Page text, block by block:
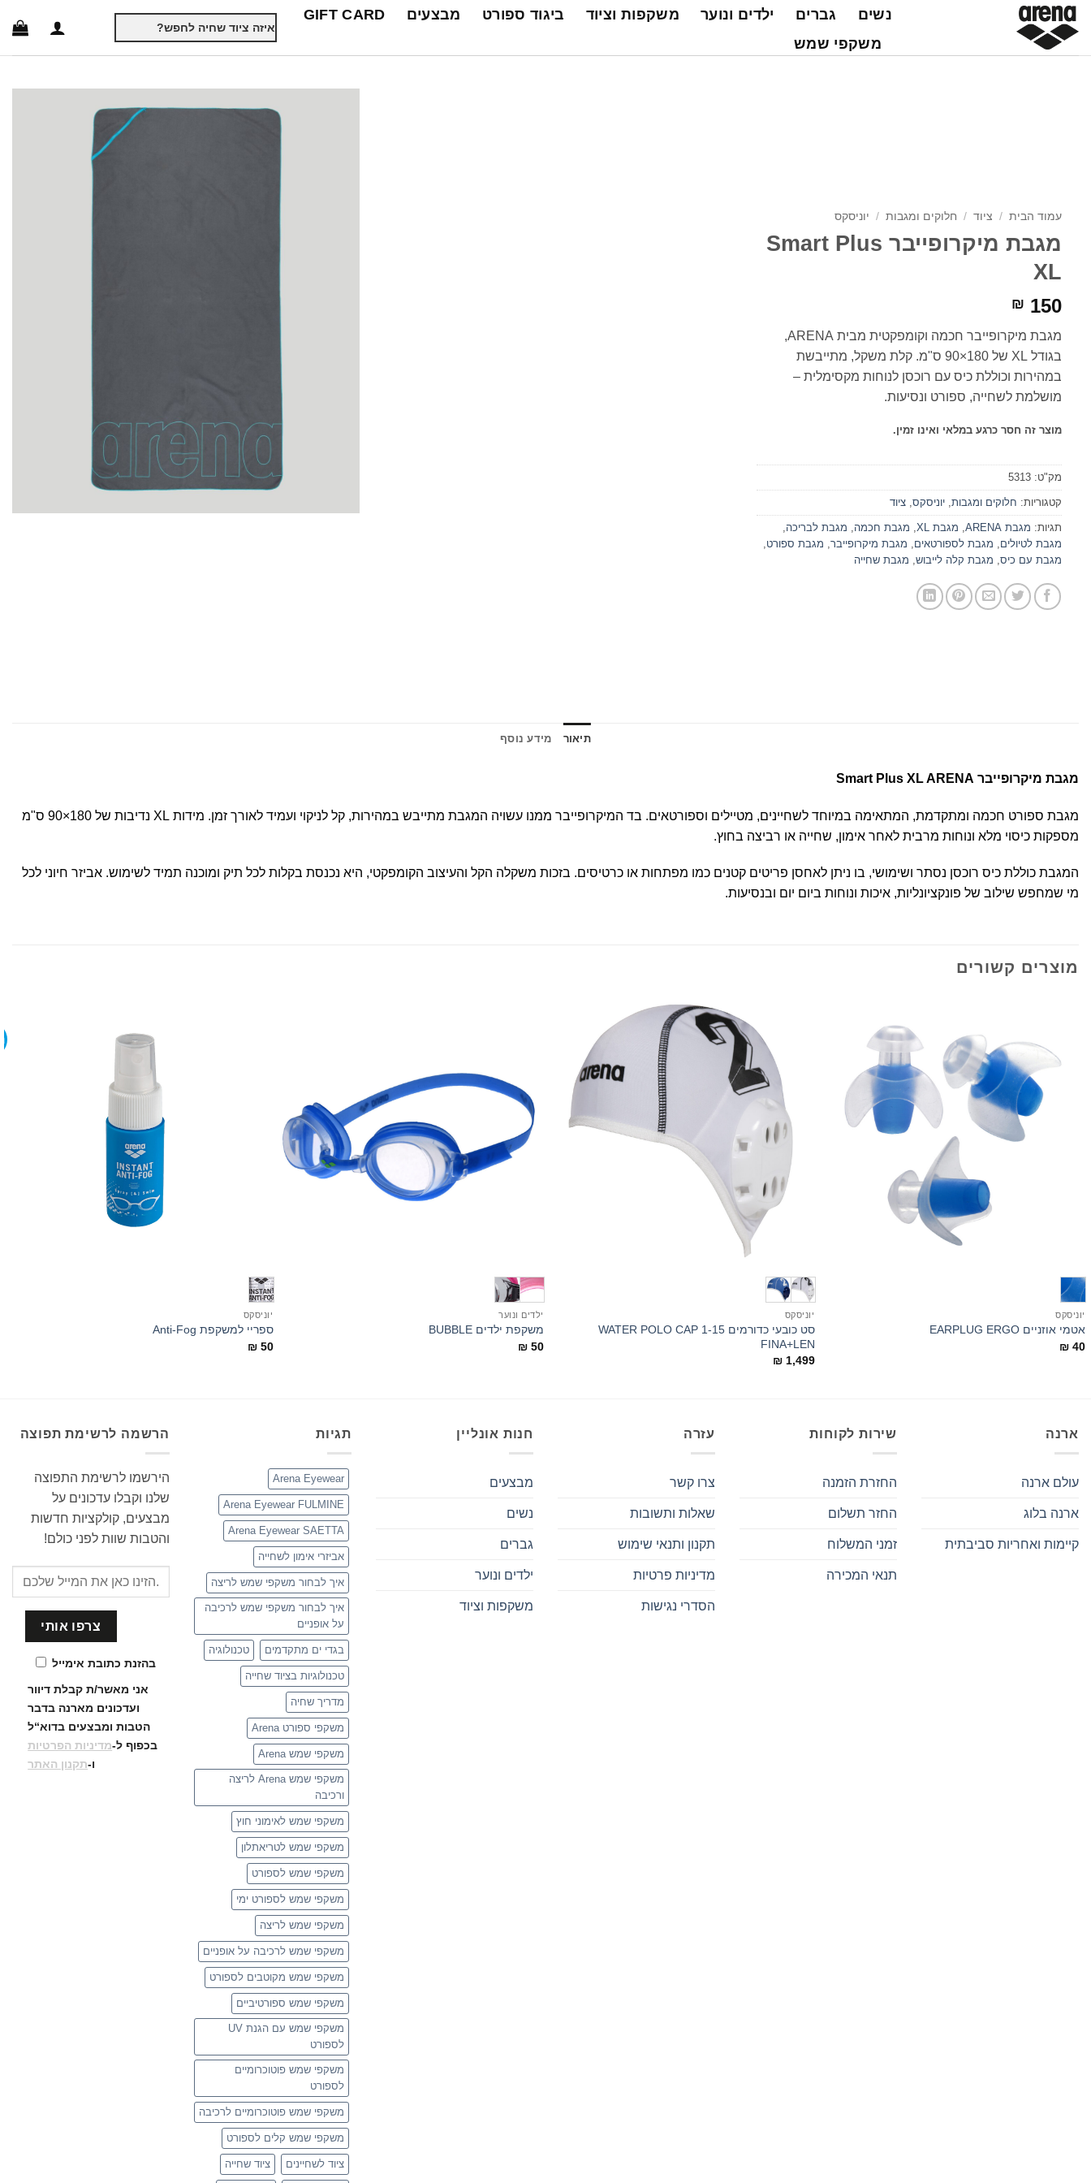
Skip
content
נשים גברים ילדים ונוער משקפות וציוד ביגוד ספורט מבצעים
GIFT CARD
משקפי שמש
עבור:
עמוד הבית / ציוד / חלוקים ומגבות / יוניסקס
מגבת מיקרופייבר Smart Plus
XL
₪ 150
מגבת מיקרופייבר חכמה וקומפקטית מבית ARENA,
בגודל XL של 180×90 ס"מ. קלת משקל, מתייבשת
במהירות וכוללת כיס עם רוכסן לנוחות מקסימלית –
מושלמת לשחייה, ספורט ונסיעות.
מוצר זה חסר כרגע במלאי ואינו זמין.
מק"ט: 5313
קטגוריות: חלוקים ומגבות, יוניסקס, ציוד
תגיות: מגבת ARENA , מגבת XL , מגבת חכמה מגבת לבריכה
מגבת לטיולים
מגבת לספורטאים מגבת מיקרופייבר, מגבת ספורט
מגבת עם כיס, מגבת קלה לייבוש, מגבת שחייה
תיאור מידע נוסף
מגבת מיקרופייבר Smart Plus XL ARENA
מגבת ספורט חכמה ומתקדמת, המתאימה במיוחד לשחיינים, מטיילים וספורטאים. בד המיקרופייבר ממנו עשויה המגבת מתייבש במהירות, קל לניקוי ועמיד לאורך זמן. מידות XL נדיבות של 180×90 ס"מ
מספקות כיסוי מלא ונוחות מרבית לאחר אימון, שחייה או רביצה בחוץ.
המגבת כוללת כיס רוכסן נסתר ושימושי, בו ניתן לאחסן פריטים קטנים כמו מפתחות או כרטיסים. בזכות משקלה הקל והעיצוב הקומפקטי, היא נכנסת בקלות לכל תיק ומוכנה תמיד לשימוש. אביזר חיוני לכל
מי שמחפש שילוב של פונקציונליות, איכות ונוחות ביום יום ובנסיעות.
מוצרים קשורים
יוניסקס
אטמי אוזניים EARPLUG ERGO
₪ 40
יוניסקס
סט כובעי כדורמים WATER POLO CAP 1-15
FINA+LEN
₪1,499
ילדים ונוער
משקפת ילדים BUBBLE
₪ 50
יוניסקס
ספריי למשקפת Anti-Fog
₪50
ארנה
עולם ארנה
ארנה בלוג
קיימות ואחריות סביבתית
שירות לקוחות
החזרת הזמנה
החזר תשלום
זמני המשלוח
תנאי המכירה
עזרה
צרו קשר
שאלות ותשובות
תקנון ותנאי שימוש
מדיניות פרטיות
הסדרי נגישות
חנות אונליין
מבצעים
נשים
גברים
ילדים ונוער
משקפות וציוד
תגיות
Arena Eyewear
Arena Eyewear FULMINE
Arena Eyewear SAETTA
אביזרי אימון לשחייה
איך לבחור משקפי שמש לריצה
איך לבחור משקפי שמש לרכיבה
על אופניים
בגדי ים מתקדמים טכנולוגיה
טכנולוגיות בציוד שחייה
מדריך שחיה
משקפי ספורט Arena
משקפי שמש Arena
משקפי שמש Arena לריצה
ורכיבה
משקפי שמש לאימוני חוץ
משקפי שמש לטריאתלון
משקפי שמש לספורט
משקפי שמש לספורט ימי
משקפי שמש לריצה
משקפי שמש לרכיבה על אופניים
משקפי שמש מקוטבים לספורט
משקפי שמש ספורטיביים
משקפי שמש עם הגנת UV
לספורט
משקפי שמש פוטוכרומיים
לספורט
משקפי שמש פוטוכרומיים לרכיבה
משקפי שמש קלים לספורט
ציוד לשחיינים ציוד שחייה
הרשמה לרשימת תפוצה
הירשמו לרשימת התפוצה
שלנו וקבלו עדכונים על
מבצעים, קולקציות חדשות
והטבות שוות לפני כולם!
בהזנת כתובת אימייל
אני מאשר/ת קבלת דיוור
ועדכונים מארנה בדבר
הטבות ומבצעים בדוא“ל
בכפוף ל-מדיניות הפרטיות
ו-תקנון האתר